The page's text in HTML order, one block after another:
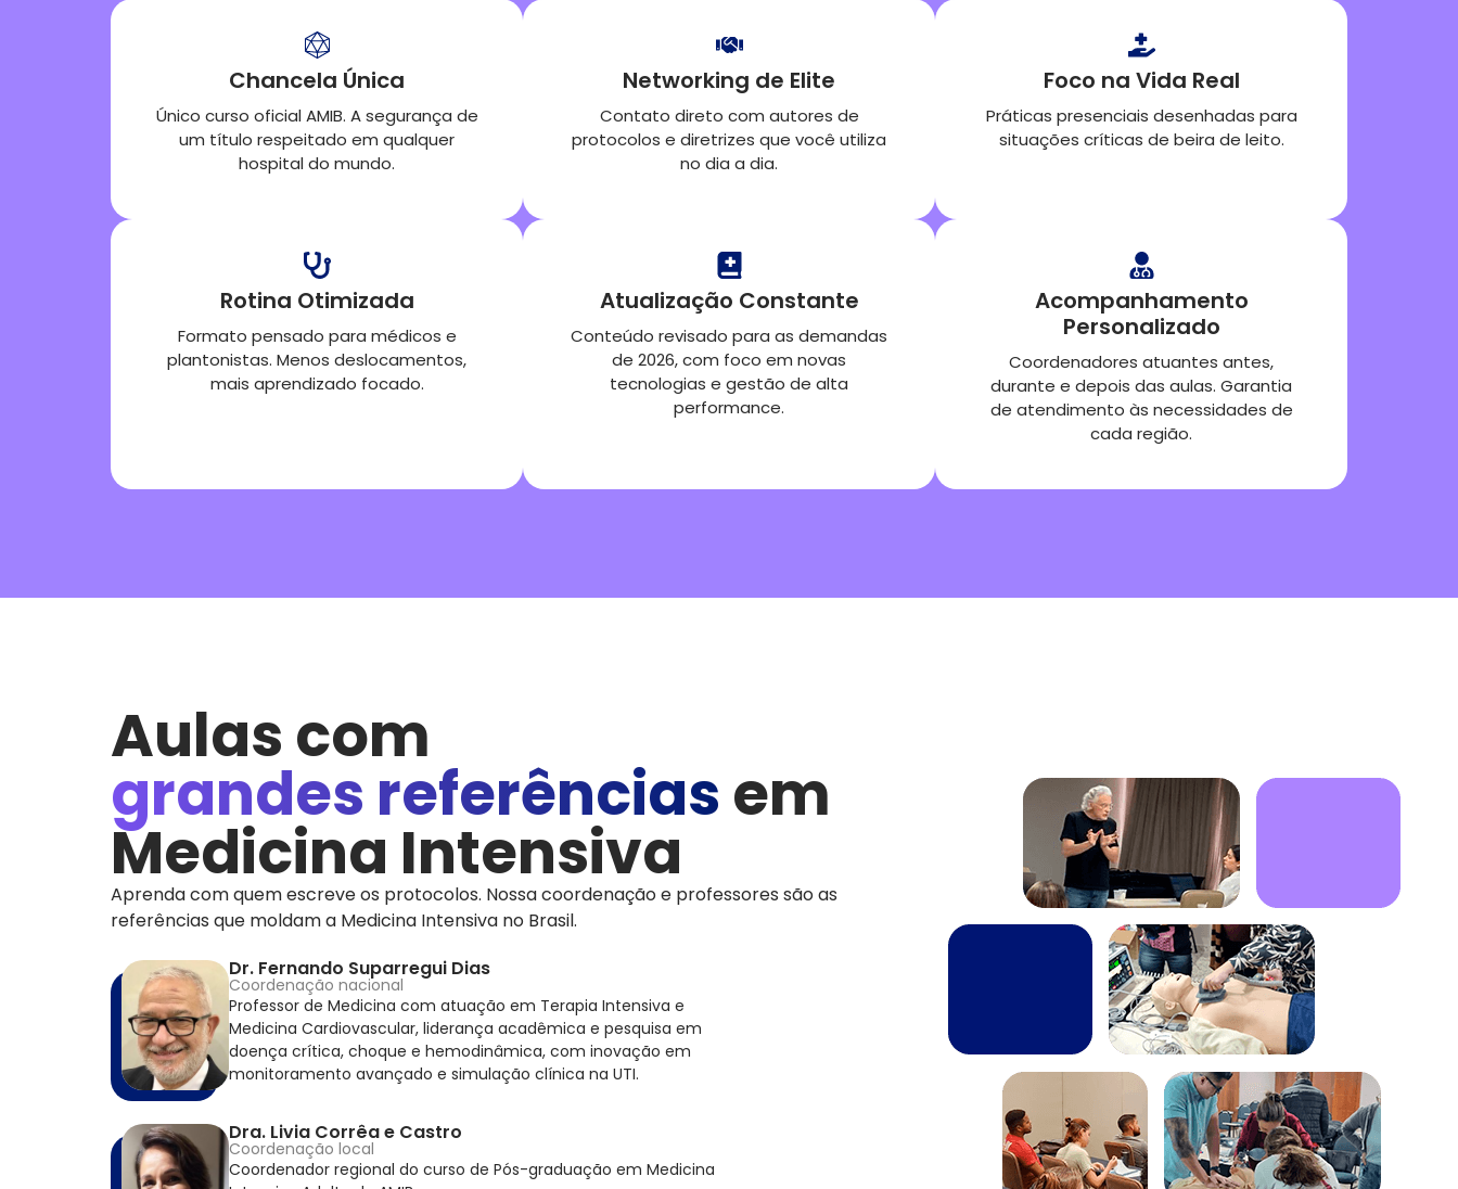
Chancela Única
Único curso oficial AMIB. A segurança de
um título respeitado em qualquer
hospital do mundo.
Networking de Elite
Contato direto com autores de
protocolos e diretrizes que você utiliza
no dia a dia.
Foco na Vida Real
Práticas presenciais desenhadas para
situações críticas de beira de leito.
Rotina Otimizada
Formato pensado para médicos e
plantonistas. Menos deslocamentos,
mais aprendizado focado.
Atualização Constante
Conteúdo revisado para as demandas
de 2026, com foco em novas
tecnologias e gestão de alta
performance.
Acompanhamento
Personalizado
Coordenadores atuantes antes,
durante e depois das aulas. Garantia
de atendimento às necessidades de
cada região.
Aulas com
grandes referênciasem
Medicina Intensiva
Aprenda com quem escreve os protocolos. Nossa coordenação e professores são as
referências que moldam a Medicina Intensiva no Brasil.
Dr. Fernando Suparregui Dias
Coordenação nacional
Professor de Medicina com atuação em Terapia Intensiva e
Medicina Cardiovascular, liderança acadêmica e pesquisa em
doença crítica, choque e hemodinâmica, com inovação em
monitoramento avançado e simulação clínica na UTI.
Dra. Livia Corrêa e Castro
Coordenação local
Coordenador regional do curso de Pós-graduação em Medicina